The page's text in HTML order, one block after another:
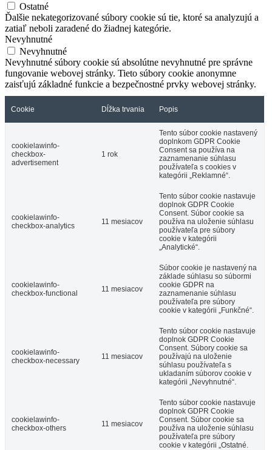
Ostatné
Ďalšie nekategorizované súbory cookie sú tie, ktoré sa analyzujú a
zatiaľ neboli zaradené do žiadnej kategórie.
Nevyhnutné
Nevyhnutné
Nevyhnutné súbory cookie sú absolútne nevyhnutné pre správne
fungovanie webovej stránky. Tieto súbory cookie anonymne
zaisťujú základné funkcie a bezpečnostné prvky webovej stránky.
Cookie Dĺžka trvania Popis
cookielawinfo-
checkbox-
advertisement
1 rok
Tento súbor cookie nastavený
doplnkom GDPR Cookie
Consent sa používa na
zaznamenanie súhlasu
používateľa s cookies v
kategórii „Reklamné“.
cookielawinfo-
checkbox-analytics
11 mesiacov
Tento súbor cookie nastavuje
doplnok GDPR Cookie
Consent. Súbor cookie sa
používa na uloženie súhlasu
používateľa pre súbory
cookie v kategórii
„Analytické“.
cookielawinfo-
checkbox-functional
11 mesiacov
Súbor cookie je nastavený na
základe súhlasu so súbormi
cookie GDPR na
zaznamenanie súhlasu
používateľa pre súbory
cookie v kategórii „Funkčné“.
cookielawinfo-
checkbox-necessary
11 mesiacov
Tento súbor cookie nastavuje
doplnok GDPR Cookie
Consent. Súbory cookie sa
používajú na uloženie
súhlasu používateľa s
ukladaním súborov cookie v
kategórii „Nevyhnutné“.
cookielawinfo-
checkbox-others
11 mesiacov
Tento súbor cookie nastavuje
doplnok GDPR Cookie
Consent. Súbor cookie sa
používa na uloženie súhlasu
používateľa pre súbory
cookie v kategórii „Ostatné.